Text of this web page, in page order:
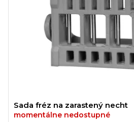
Sada fréz na zarastený necht
momentálne nedostupné